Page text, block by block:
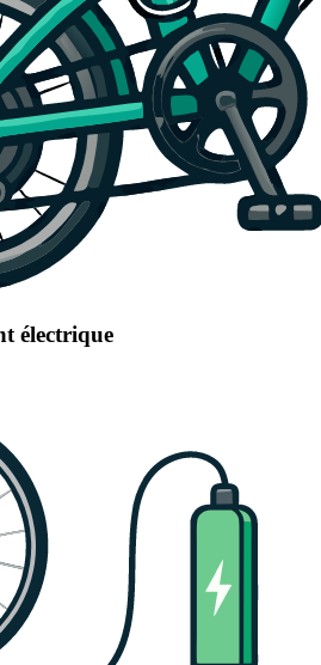
électrique